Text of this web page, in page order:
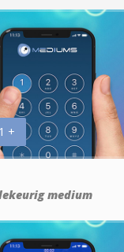
+
medium